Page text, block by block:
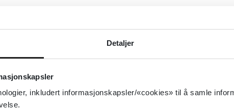
Detaljer
inkludert informasjonskapsler/«cookies» til å samle